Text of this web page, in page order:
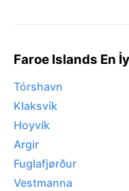
Faroe Islands En
Tórshavn
Klaksvík
Hoyvík
Argir
Fuglafjørður
Vestmanna